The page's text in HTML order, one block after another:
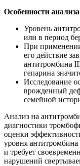
Особенности
Уровень
или в период
При
его действие
антитромбина
гепарина
Исследование
врожденный
семейной
Анализ на
диагностики
оценки
уровня
и требует
нарушений